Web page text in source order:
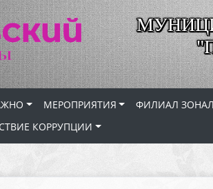
МЕРОПРИЯТИЯ ФИЛИАЛ
КОРРУПЦИИ